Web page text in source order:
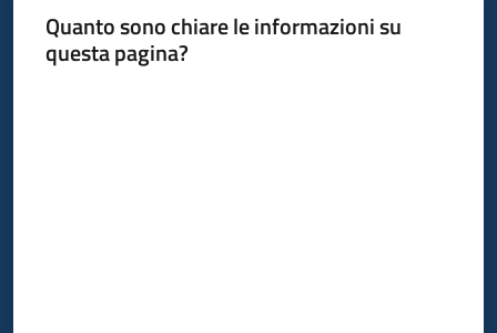
Quanto sono chiare le informazioni su
questa pagina?